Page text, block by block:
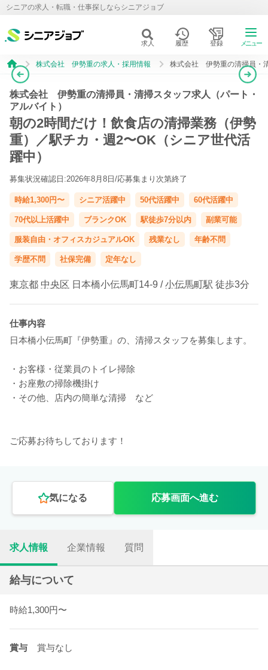
シニアの求人・転職・仕事探しならシニアジョブ
求人 履歴 登録 メニュー
株式会社 伊勢重の求人・採用情報 株式会社 伊勢重の清掃員・
株式会社 伊勢重の清掃員・清掃スタッフ求人（パート・
アルバイト）
朝の2時間だけ！飲食店の清掃業務（伊勢
重）／駅チカ・週2〜OK（シニア世代活
躍中）
募集状況確認日:2026年8月8日/応募集まり次第終了
時給1,300円〜 シニア活躍中 50代活躍中 60代活躍中
70代以上活躍中 ブランクOK 駅徒歩7分以内 副業可能
服装自由・オフィスカジュアルOK 残業なし 年齢不問
学歴不問 社保完備 定年なし
東京都 中央区 日本橋小伝馬町14-9 /小伝馬町駅 徒歩3分
仕事内容
日本橋小伝馬町『伊勢重』の、清掃スタッフを募集します。
・お客様・従業員のトイレ掃除
・お座敷の掃除機掛け
・その他、店内の簡単な清掃 など
ご応募お待ちしております！
気になる 応募画面へ進む
求人情報 企業情報 質問
給与について
時給1,300円〜
賞与 賞与なし